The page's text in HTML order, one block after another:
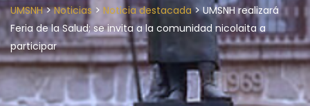
UMSNH>Noticias > Noticia destacada>UMSNH realizará
Feria de la Salud; se invita a la comunidad nicolaita a
participar